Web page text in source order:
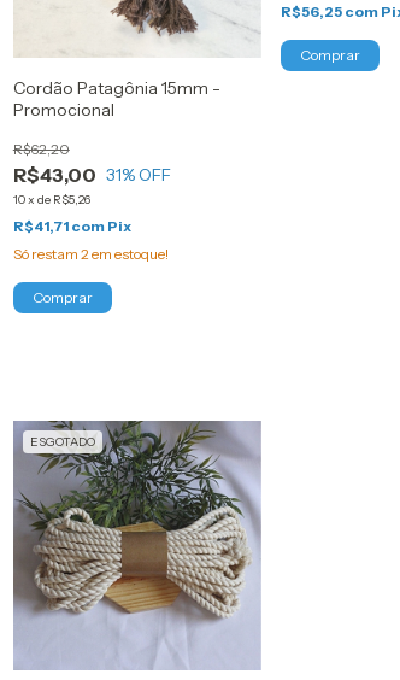
Cordão Patagônia 15mm -
Promocional
R$43,00
R$62,20
31% OFF
10x de R$5,26
R$41,71 com Pix
Só restam 2 em estoque!
Comprar
R$56,25 com
ESGOTADO